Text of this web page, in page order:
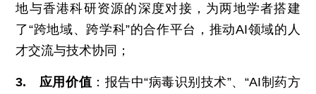
地与香港科研资源的深度对接，为两地学者搭建
了“跨地域、跨学科”的合作平台，推动AI领域的人
才交流与技术协同；
3. 应用价值 ：报告中“病毒识别技术”、“AI制药方